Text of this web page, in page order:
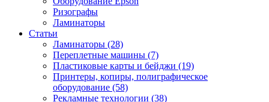
Ризографы
Ламинаторы
Статьи
Ламинаторы (28)
Переплетные машины (7)
Пластиковые карты и бейджи (19)
Принтеры, копиры, полиграфическое
оборудование (58)
Рекламные технологии (38)